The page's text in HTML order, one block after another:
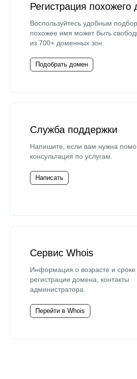
Регистрация похожего
Воспользуйтесь удобным
похожее имя может быть
из 700+ доменных зон.
Подобрать домен
Служба поддержки
Напишите, если вам нужна
консультация по услугам.
Написать
Сервис Whois
Информация о возрасте и сроке
регистрации домена, контакты
администратора.
Перейти в Whois